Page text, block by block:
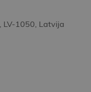
LV-1050, Latvija